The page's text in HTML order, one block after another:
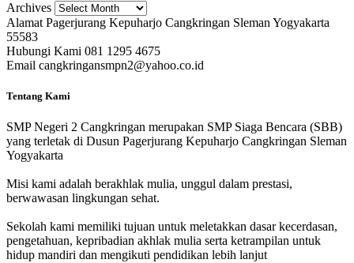
Archives
Alamat Pagerjurang Kepuharjo Cangkringan Sleman Yogyakarta
55583
Hubungi Kami 081 1295 4675
Email cangkringansmpn2@yahoo.co.id
Tentang Kami
SMP Negeri 2 Cangkringan merupakan SMP Siaga Bencara (SBB)
yang terletak di Dusun Pagerjurang Kepuharjo Cangkringan Sleman
Yogyakarta
Misi kami adalah berakhlak mulia, unggul dalam prestasi,
berwawasan lingkungan sehat.
Sekolah kami memiliki tujuan untuk meletakkan dasar kecerdasan,
pengetahuan, kepribadian akhlak mulia serta ketrampilan untuk
hidup mandiri dan mengikuti pendidikan lebih lanjut